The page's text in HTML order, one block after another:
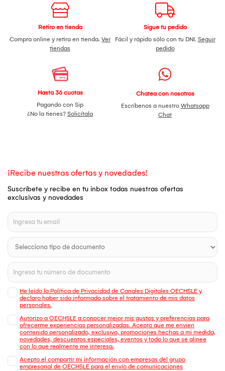
Retiro en tienda
Compra online y retira en tienda. Ver
tiendas
Sigue tu pedido
Fácil y rápido sólo con tu DNI. Seguir
pedido
Hasta 36 cuotas
Pagando con Sip
¿No la tienes? Solicítala
Chatea con nosotros
Escríbenos a nuestro Whatsapp
Chat
¡Recibe nuestras ofertas y novedades!
Suscríbete y recibe en tu inbox todas nuestras ofertas
exclusivas y novedades
He leído la Política de Privacidad de Canales Digitales OECHSLE y
declaro haber sido informado sobre el tratamiento de mis datos
personales.
Autorizo a OECHSLE a conocer mejor mis gustos y preferencias para
ofrecerme experiencias personalizadas. Acepto que me envien
contenido personalizado, exclusivo, promociones hechas a mi medida,
novedades, descuentos especiales, eventos y todo lo que se alinee
con lo que realmente me interesa.
Acepto el compartir mi información con empresas del grupo
empresarial de OECHSLE para el envío de comunicaciones